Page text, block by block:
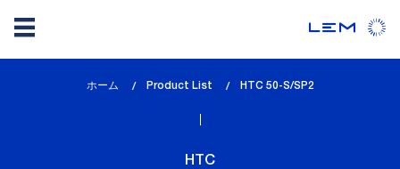
ホーム Product List
lem_current_page
HTC 50-S/SP2
HTC